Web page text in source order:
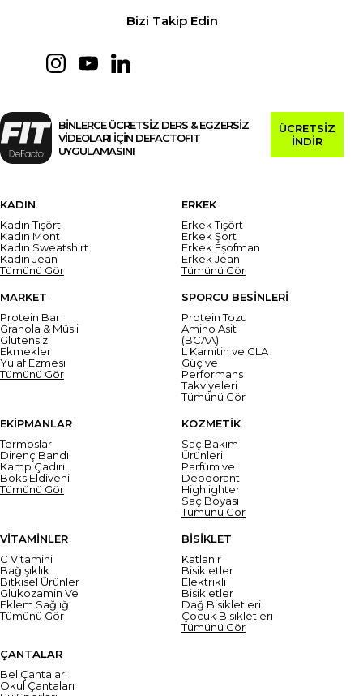
Bizi Takip Edin
BİNLERCE ÜCRETSİZ DERS & EGZERSİZ
VİDEOLARI İÇİN DEFACTOFIT
UYGULAMASINI
ÜCRETSİZ
İNDİR
KADIN
Kadın Tişört
Kadın Mont
Kadın Sweatshirt
Kadın Jean
Tümünü Gör
ERKEK
Erkek Tişört
Erkek Şort
Erkek Eşofman
Erkek Jean
Tümünü Gör
MARKET
Protein Bar
Granola & Müsli
Glutensiz
Ekmekler
Yulaf Ezmesi
Tümünü Gör
SPORCU BESİNLERİ
Protein Tozu
Amino Asit
(BCAA)
L Karnitin ve CLA
Güç ve
Performans
Takviyeleri
Tümünü Gör
EKİPMANLAR
Termoslar
Direnç Bandı
Kamp Çadırı
Boks Eldiveni
Tümünü Gör
KOZMETİK
Saç Bakım
Ürünleri
Parfüm ve
Deodorant
Highlighter
Saç Boyası
Tümünü Gör
VİTAMİNLER
C Vitamini
Bağışıklık
Bitkisel Ürünler
Glukozamin Ve
Eklem Sağlığı
Tümünü Gör
BİSİKLET
Katlanır
Bisikletler
Elektrikli
Bisikletler
Dağ Bisikletleri
Çocuk Bisikletleri
Tümünü Gör
ÇANTALAR
Bel Çantaları
Okul Çantaları